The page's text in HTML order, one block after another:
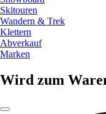
Skitouren
Wandern & Trek
Klettern
Abverkauf
Marken
Wird zum